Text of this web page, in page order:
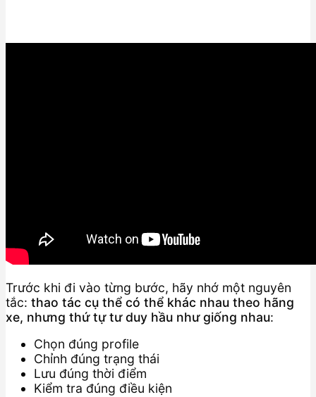
Trước khi đi vào từng bước, hãy nhớ một nguyên
tắc: thao tác cụ thể có thể khác nhau theo hãng
xe, nhưng thứ tự tư duy hầu như giống nhau:
Chọn đúng profile
Chỉnh đúng trạng thái
Lưu đúng thời điểm
Kiểm tra đúng điều kiện